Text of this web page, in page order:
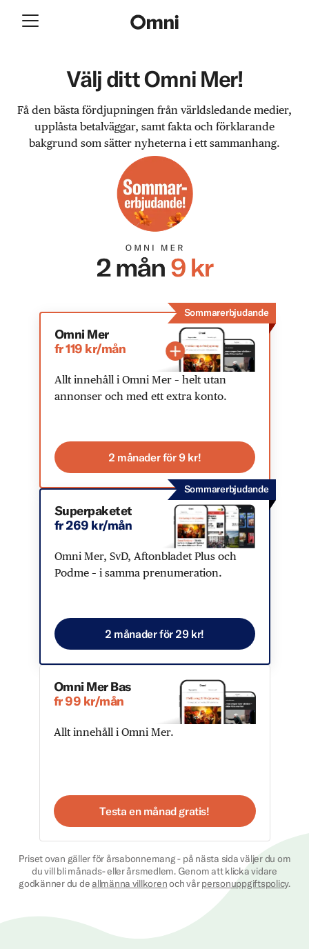
Välj ditt Omni Mer!
Få den bästa fördjupningen från världsledande medier,
upplåsta betalväggar, samt fakta och förklarande
bakgrund som sätter nyheterna i ett sammanhang.
Sommarerbjudande
Omni Mer
fr 119 kr/mån
Allt innehåll i Omni Mer – helt utan
annonser och med ett extra konto.
2 månader för 9 kr!
Sommarerbjudande
Superpaketet
fr 269 kr/mån
Omni Mer, SvD, Aftonbladet Plus och
Podme – i samma prenumeration.
2 månader för 29 kr!
Omni Mer Bas
fr 99 kr/mån
Allt innehåll i Omni Mer.
Testa en månad gratis!
Priset ovan gäller för årsabonnemang - på nästa sida väljer du om
du vill bli månads- eller årsmedlem. Genom att klicka vidare
godkänner du deallmänna villkorenoch vårpersonuppgiftspolicy.